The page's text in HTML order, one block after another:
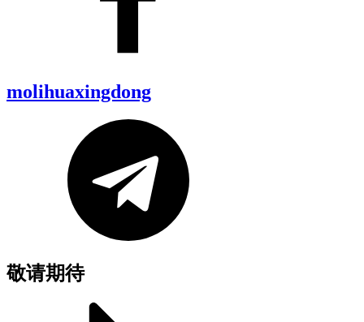
molihuaxingdong
敬请期待